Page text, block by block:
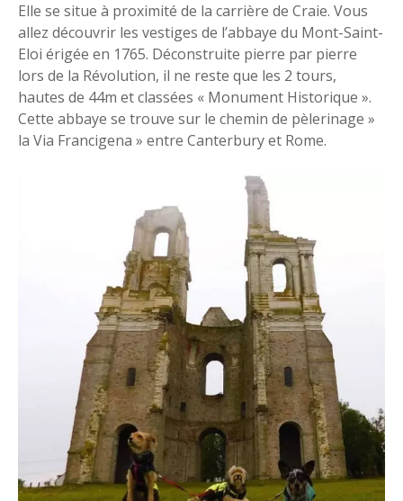
Elle se situe à proximité de la carrière de Craie. Vous
allez découvrir les vestiges de l’abbaye du Mont-Saint-
Eloi érigée en 1765. Déconstruite pierre par pierre
lors de la Révolution, il ne reste que les 2 tours,
hautes de 44m et classées « Monument Historique ».
Cette abbaye se trouve sur le chemin de pèlerinage »
la Via Francigena » entre Canterbury et Rome.